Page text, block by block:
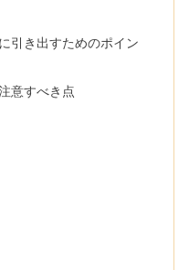
引き出すためのポイン
意すべき点